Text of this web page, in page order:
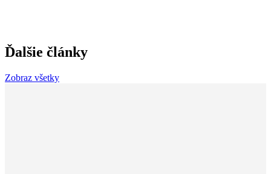
Ďalšie články
Zobraz všetky